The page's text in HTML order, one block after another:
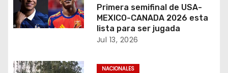
Primera semifinal de USA-
MEXICO-CANADA 2026 esta
lista para ser jugada
Jul 13, 2026
NACIONALES